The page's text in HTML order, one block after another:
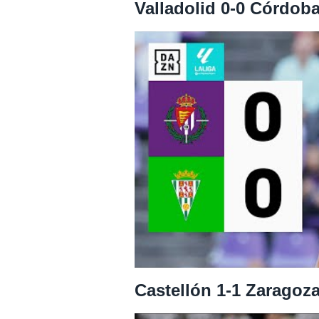
Valladolid 0-0
Castellón 1-1